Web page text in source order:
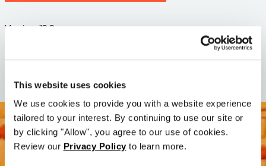
This website uses cookies
We use cookies to provide you with a website experience
tailored to your interest. By continuing to use our site or
by clicking "Allow", you agree to our use of cookies.
Review our Privacy Policy to learn more.
Version: 12.3
Datum: 2026-05-05